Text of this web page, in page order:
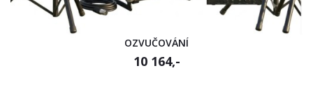
OZVUČOVÁNÍ
10 164,-